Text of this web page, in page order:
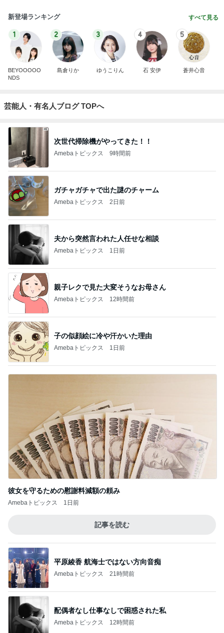
新登場ランキング すべて見る
1
BEYOOOOO
NDS
2
島倉りか
3
ゆうこりん
4
石 安伊
5
蒼井心音
芸能人・有名人ブログ TOPへ
次世代掃除機がやってきた！！
Amebaトピックス 9時間前
ガチャガチャで出た謎のチャーム
Amebaトピックス 2日前
夫から突然言われた人任せな相談
Amebaトピックス 1日前
親子レクで見た大変そうなお母さん
Amebaトピックス 12時間前
子の似顔絵に冷や汗かいた理由
Amebaトピックス 1日前
彼女を守るための慰謝料減額の頼み
Amebaトピックス 1日前
記事を読む
平原綾香 航海士ではない方向音痴
Amebaトピックス 21時間前
配偶者なし仕事なしで困惑された私
Amebaトピックス 12時間前